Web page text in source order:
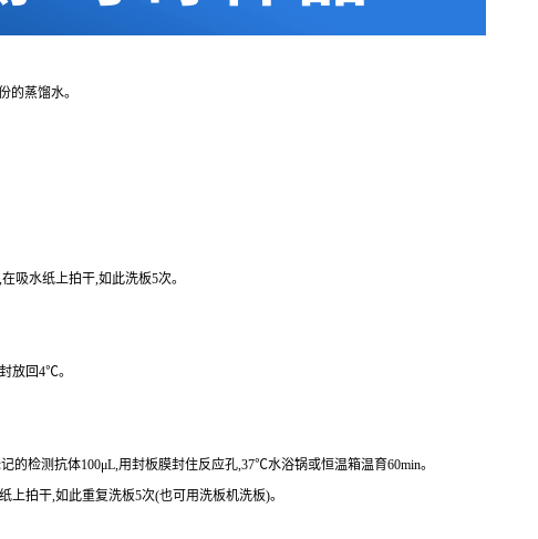
的蒸馏水。
吸水纸上拍干,如此洗板5次。
放回4℃。
检测抗体100μL,用封板膜封住反应孔,37℃水浴锅或恒温箱温育60min。
上拍干,如此重复洗板5次(也可用洗板机洗板)。